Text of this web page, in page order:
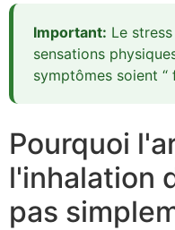
Important: Le
sensations
symptômes soient “
Pourquoi
l'inhalation
pas